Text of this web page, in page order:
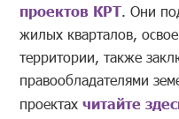
проектов КРТ. Они
жилых кварталов,
территории, также
правообладателями
проектахчитайте